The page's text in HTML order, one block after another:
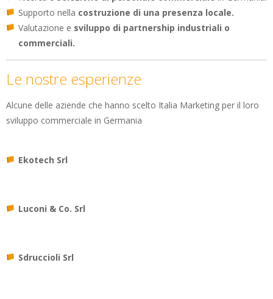
Supporto nella costruzione di una presenza locale.
Valutazione e sviluppo di partnership industriali o
commerciali.
Le nostre esperienze
Alcune delle aziende che hanno scelto Italia Marketing per il loro
sviluppo commerciale in Germania
Ekotech Srl
Luconi & Co. Srl
Sdruccioli Srl